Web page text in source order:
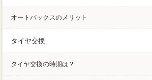
オートバックスのメリット
タイヤ交換
タイヤ交換の時期は？